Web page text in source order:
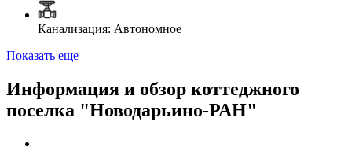
Канализация: Автономное
Показать еще
Информация и обзор коттеджного
поселка "Новодарьино-РАН"